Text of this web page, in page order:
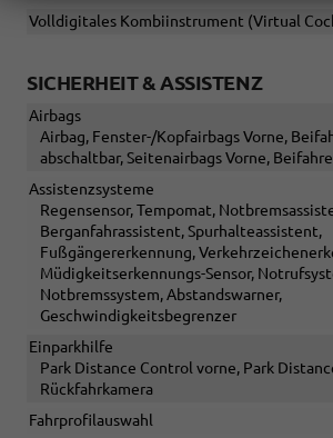
Volldigitales Kombiinstrument (Virtual
SICHERHEIT & ASSISTENZ
Airbags
Airbag, Fenster-/Kopfairbags Vorne,
abschaltbar, Seitenairbags Vorne,
Assistenzsysteme
Regensensor, Tempomat,
Berganfahrassistent, Spurhalteassistent,
Fußgängererkennung,
Müdigkeitserkennungs-Sensor,
Notbremssystem, Abstandswarner,
Geschwindigkeitsbegrenzer
Einparkhilfe
Park Distance Control vorne, Park
Rückfahrkamera
Fahrprofilauswahl